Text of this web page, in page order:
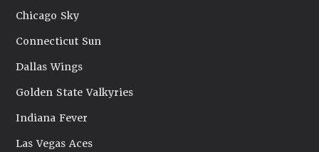
Chicago Sky
Connecticut Sun
Dallas Wings
Golden State Valkyries
Indiana Fever
Las Vegas Aces